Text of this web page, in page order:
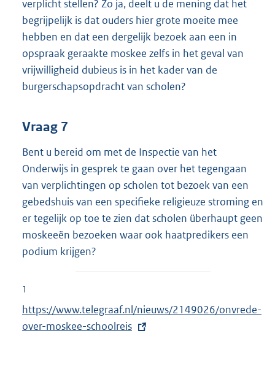
verplicht stellen? Zo ja, deelt u de mening dat het
begrijpelijk is dat ouders hier grote moeite mee
hebben en dat een dergelijk bezoek aan een in
opspraak geraakte moskee zelfs in het geval van
vrijwilligheid dubieus is in het kader van de
burgerschapsopdracht van scholen?
Vraag 7
Bent u bereid om met de Inspectie van het
Onderwijs in gesprek te gaan over het tegengaan
van verplichtingen op scholen tot bezoek van een
gebedshuis van een specifieke religieuze stroming en
er tegelijk op toe te zien dat scholen überhaupt geen
moskeeën bezoeken waar ook haatpredikers een
podium krijgen?
1
E
x
https://www.telegraaf.nl/nieuws/2149026/onvrede-
over-moskee-schoolreis